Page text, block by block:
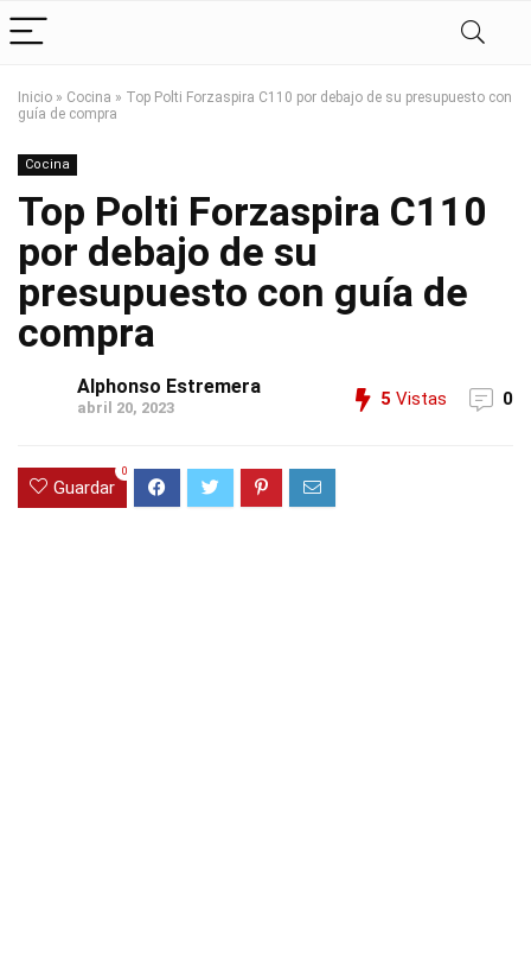
Inicio » Cocina » Top Polti Forzaspira C110 por debajo de su presupuesto con
guía de compra
Cocina
Top Polti Forzaspira C110
por debajo de su
presupuesto con guía de
compra
Alphonso Estremera
abril 20, 2023 5 Vistas 0
Guardar
0